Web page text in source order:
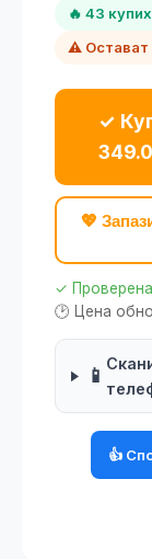
🔥 43
⚠️ Остават
✓
💖
✓
🕑 Цена
📱
👍